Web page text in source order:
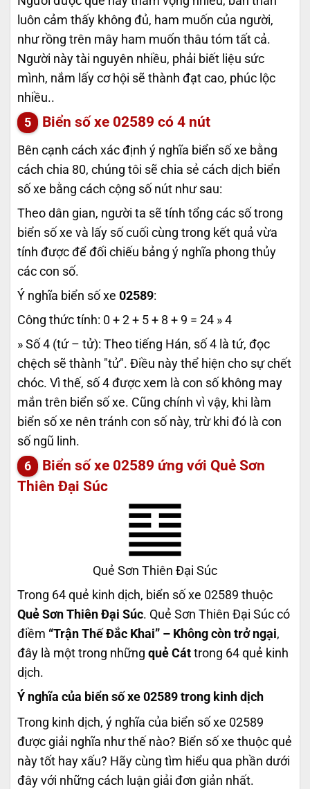
luôn cảm thấy không đủ, ham muốn của người,
như rồng trên mây ham muốn thâu tóm tất cả.
Người này tài nguyên nhiều, phải biết liệu sức
mình, nắm lấy cơ hội sẽ thành đạt cao, phúc lộc
nhiều..
Biển số xe 02589 có 4 nút
Bên cạnh cách xác định ý nghĩa biển số xe bằng
cách chia 80, chúng tôi sẽ chia sẻ cách dịch biển
số xe bằng cách cộng số nút như sau:
Theo dân gian, người ta sẽ tính tổng các số trong
biển số xe và lấy số cuối cùng trong kết quả vừa
tính được để đối chiếu bảng ý nghĩa phong thủy
các con số.
Ý nghĩa biển số xe 02589:
Công thức tính: 0 + 2 + 5 + 8 + 9 = 24 » 4
» Số 4 (tứ – tử): Theo tiếng Hán, số 4 là tứ, đọc
chệch sẽ thành "tử". Điều này thể hiện cho sự chết
chóc. Vì thế, số 4 được xem là con số không may
mắn trên biển số xe. Cũng chính vì vậy, khi làm
biển số xe nên tránh con số này, trừ khi đó là con
số ngũ linh.
Biển số xe 02589 ứng với Quẻ Sơn
Thiên Đại Súc
Quẻ Sơn Thiên Đại Súc
Trong 64 quẻ kinh dịch, biển số xe 02589 thuộc
Quẻ Sơn Thiên Đại Súc. Quẻ Sơn Thiên Đại Súc có
điềm “Trận Thế Đắc Khai” – Không còn trở ngại,
đây là một trong những quẻ Cát trong 64 quẻ kinh
dịch.
Ý nghĩa của biển số xe 02589 trong kinh dịch
Trong kinh dịch, ý nghĩa của biển số xe 02589
được giải nghĩa như thế nào? Biển số xe thuộc quẻ
này tốt hay xấu? Hãy cùng tìm hiểu qua phần dưới
đây với những cách luận giải đơn giản nhất.